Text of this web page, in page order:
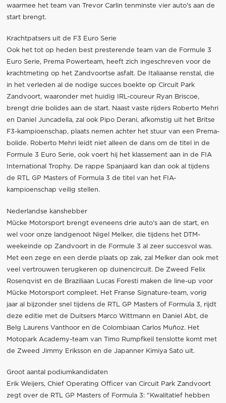
waarmee het team van Trevor Carlin tenminste vier auto's aan de
start brengt.
Krachtpatsers uit de F3 Euro Serie
Ook het tot op heden best presterende team van de Formule 3
Euro Serie, Prema Powerteam, heeft zich ingeschreven voor de
krachtmeting op het Zandvoortse asfalt. De Italiaanse renstal, die
in het verleden al de nodige succes boekte op Circuit Park
Zandvoort, waaronder met huidig IRL-coureur Ryan Briscoe,
brengt drie bolides aan de start. Naast vaste rijders Roberto Mehri
en Daniel Juncadella, zal ook Pipo Derani, afkomstig uit het Britse
F3-kampioenschap, plaats nemen achter het stuur van een Prema-
bolide. Roberto Mehri leidt niet alleen de dans om de titel in de
Formule 3 Euro Serie, ook voert hij het klassement aan in de FIA
International Trophy. De rappe Spanjaard kan dan ook al tijdens
de RTL GP Masters of Formula 3 de titel van het FIA-
kampioenschap veilig stellen.
Nederlandse kanshebber
Mücke Motorsport brengt eveneens drie auto's aan de start, en
wel voor onze landgenoot Nigel Melker, die tijdens het DTM-
weekeinde op Zandvoort in de Formule 3 al zeer succesvol was.
Met een zege en een derde plaats op zak, zal Melker dan ook met
veel vertrouwen terugkeren op duinencircuit. De Zweed Felix
Rosenqvist en de Braziliaan Lucas Foresti maken de line-up voor
Mücke Motorsport compleet. Het Franse Signature-team, vorig
jaar al bijzonder snel tijdens de RTL GP Masters of Formula 3, rijdt
deze editie met de Duitsers Marco Wittmann en Daniel Abt, de
Belg Laurens Vanthoor en de Colombiaan Carlos Muñoz. Het
Motopark Academy-team van Timo Rumpfkeil tenslotte komt met
de Zweed Jimmy Eriksson en de Japanner Kimiya Sato uit.
Groot aantal podiumkandidaten
Erik Weijers, Chief Operating Officer van Circuit Park Zandvoort
zegt over de RTL GP Masters of Formula 3: "Kwalitatief hebben